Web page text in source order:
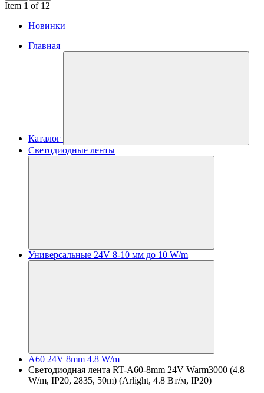
Item 1 of 12
Новинки
Главная
Каталог
Светодиодные ленты
Универсальные 24V 8-10 мм до 10 W/m
A60 24V 8mm 4.8 W/m
Светодиодная лента RT-A60-8mm 24V Warm3000 (4.8
W/m, IP20, 2835, 50m) (Arlight, 4.8 Вт/м, IP20)